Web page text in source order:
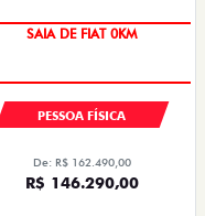
PESSOA FÍSICA
De: R$ 162.490,00
R$ 146.290,00